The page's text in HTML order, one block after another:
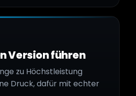
Version führen
zu Höchstleistung
Druck, dafür mit echter